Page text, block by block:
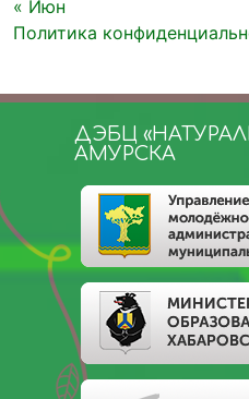
« Июн
Политика
ДЭБЦ
АМУРСКА